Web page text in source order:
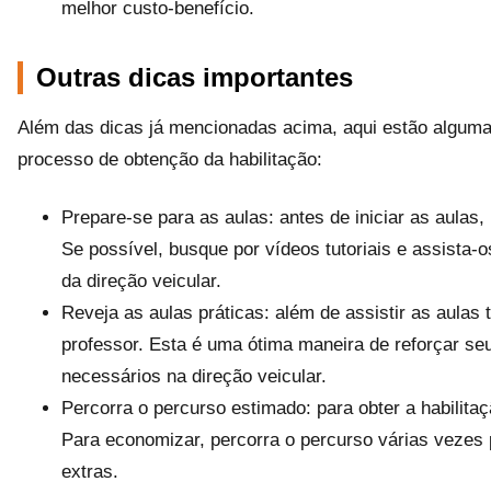
melhor custo-benefício.
Outras dicas importantes
Além das dicas já mencionadas acima, aqui estão
processo de obtenção da habilitação:
Prepare-se para as aulas: antes de iniciar as
Se possível, busque por vídeos tutoriais e
da direção veicular.
Reveja as aulas práticas: além de assistir as
professor. Esta é uma ótima maneira de reforçar
necessários na direção veicular.
Percorra o percurso estimado: para obter a
Para economizar, percorra o percurso várias
extras.